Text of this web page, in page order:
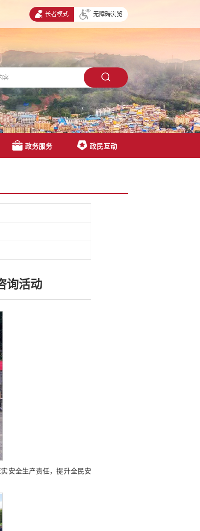
长者模式 无障碍浏览
政务服务 政民互动
询活动
安全生产责任，提升全民安